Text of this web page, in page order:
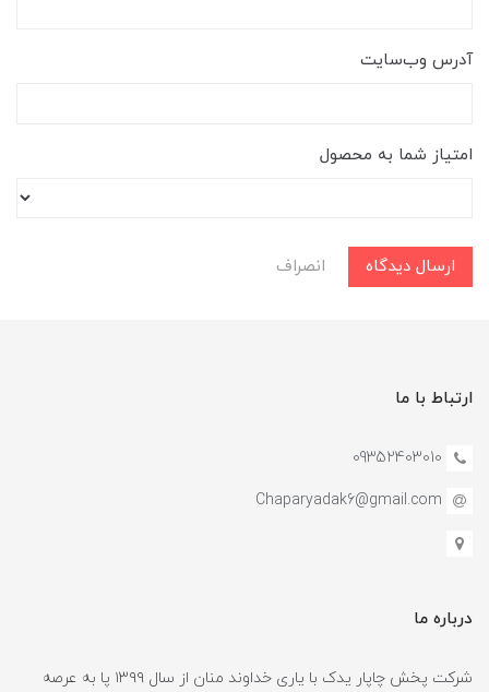
آدرس وب‌سایت
امتیاز شما به محصول
ارسال دیدگاه انصراف
ارتباط با ما
09352403010
Chaparyadak6@gmail.com
درباره ما
شرکت پخش چاپار یدک با یاری خداوند منان از سال ۱۳۹۹ پا به عرصه